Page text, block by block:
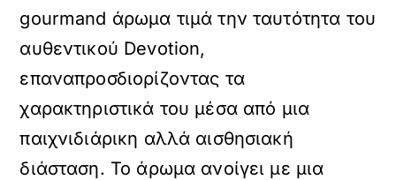
gourmand άρωμα τιμά την ταυτότητα του
αυθεντικού Devotion,
επαναπροσδιορίζοντας τα
χαρακτηριστικά του μέσα από μια
παιχνιδιάρικη αλλά αισθησιακή
διάσταση. Το άρωμα ανοίγει με μια